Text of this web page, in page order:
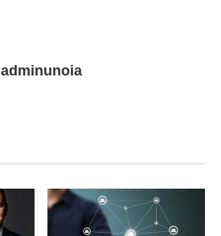
adminunoia